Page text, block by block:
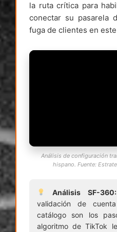
la ruta crítica para
conectar su pasarela
fuga de clientes en
Análisis de configuración
hispano. Fuente:
Análisis SF-360:
validación de
catálogo son los
algoritmo de TikTok